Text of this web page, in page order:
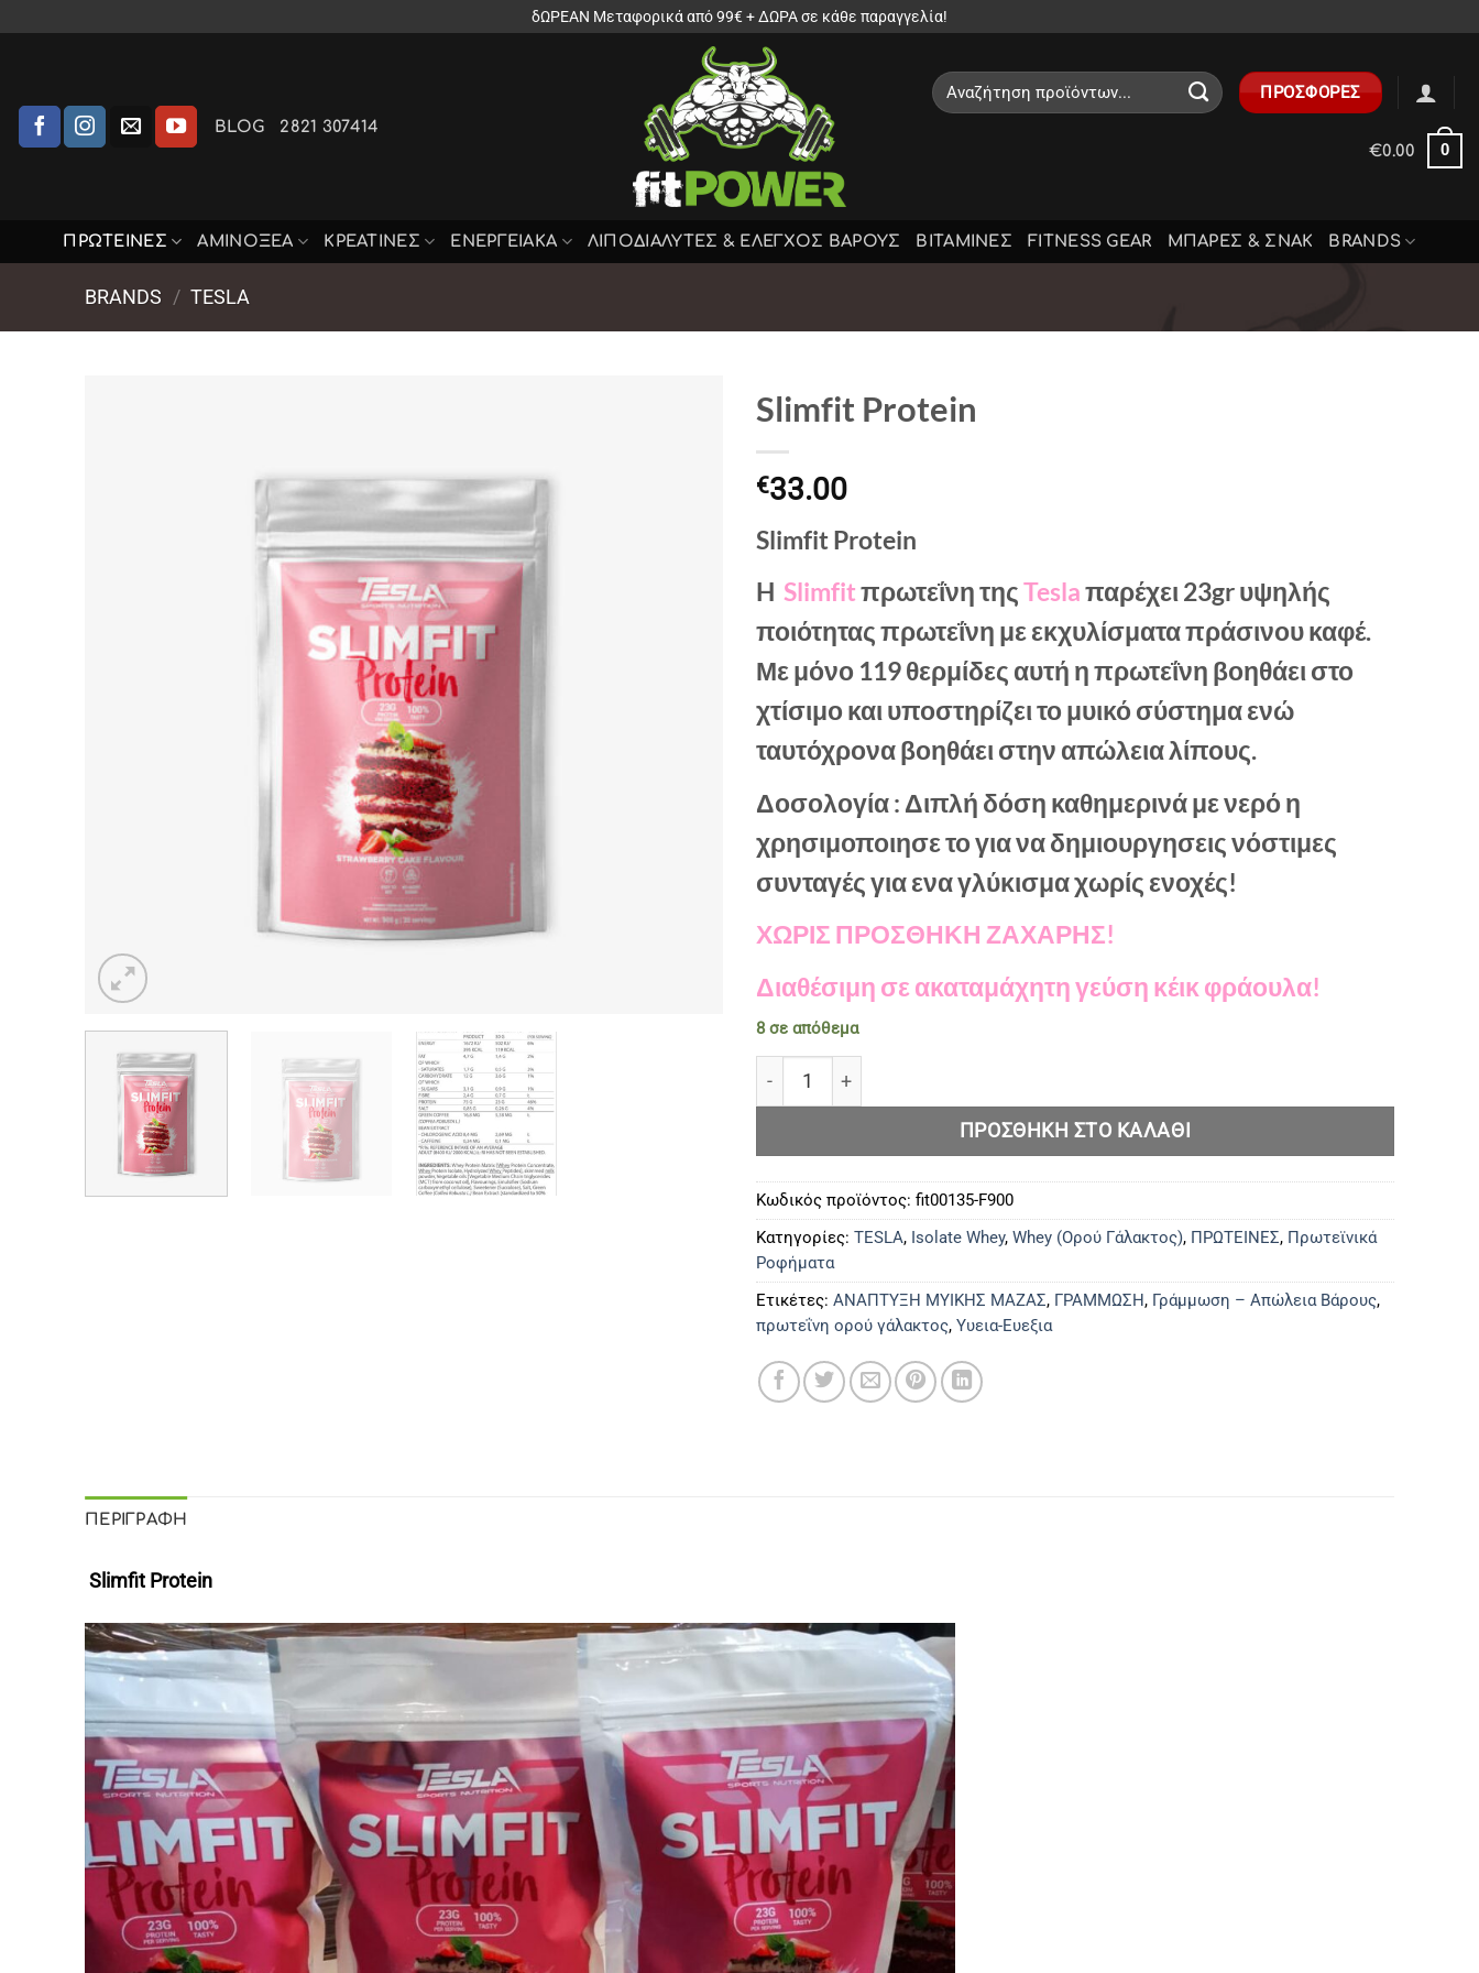
δΩΡΕΑΝ Μεταφορικά από 99€ + ΔΩΡΑ σε κάθε παραγγελία!
BLOG 2821 307414
Αναζήτηση
για:
ΠΡΟΣΦΟΡΕΣ
€0.00 0
ΠΡΩΤΕΙΝΕΣ ΑΜΙΝΟΞΈΑ ΚΡΕΑΤΙΝΕΣ ΕΝΕΡΓΕΙΑΚΑ ΛΙΠΟΔΙΑΛΥΤΕΣ & ΕΛΕΓΧΟΣ ΒΑΡΟΥΣ ΒΙΤΑΜΙΝΕΣ FITNESS GEAR ΜΠΑΡΕΣ & ΣΝΑΚ BRANDS
BRANDS / TESLA
Slimfit Protein
€33.00
Slimfit Protein
H Slimfitπρωτεΐνη τηςTeslaπαρέχει 23gr υψηλής
ποιότητας πρωτεΐνη με εκχυλίσματα πράσινου καφέ.
Με μόνο 119 θερμίδες αυτή η πρωτεΐνη βοηθάει στο
χτίσιμο και υποστηρίζει το μυικό σύστημα ενώ
ταυτόχρονα βοηθάει στην απώλεια λίπους.
Δοσολογία : Διπλή δόση καθημερινά με νερό η
χρησιμοποιησε το για να δημιουργησεις νόστιμες
συνταγές για ενα γλύκισμα χωρίς ενοχές!
ΧΩΡΙΣ ΠΡΟΣΘΗΚΗ ΖΑΧΑΡΗΣ!
Διαθέσιμη σε ακαταμάχητη γεύση κέικ φράουλα!
8 σε απόθεμα
ΠΡΟΣΘΉΚΗ ΣΤΟ ΚΑΛΆΘΙ
Κωδικός προϊόντος: fit00135-F900
Κατηγορίες: TESLA, Isolate Whey, Whey (Ορού Γάλακτος), ΠΡΩΤΕΙΝΕΣ, Πρωτεϊνικά
Ροφήματα
Ετικέτες: ΑΝΑΠΤΥΞΗ ΜΥΙΚΗΣ ΜΑΖΑΣ, ΓΡΑΜΜΩΣΗ, Γράμμωση – Απώλεια Βάρους,
πρωτεΐνη ορού γάλακτος, Υυεια-Ευεξια
ΠΕΡΙΓΡΑΦΉ
Slimfit Protein